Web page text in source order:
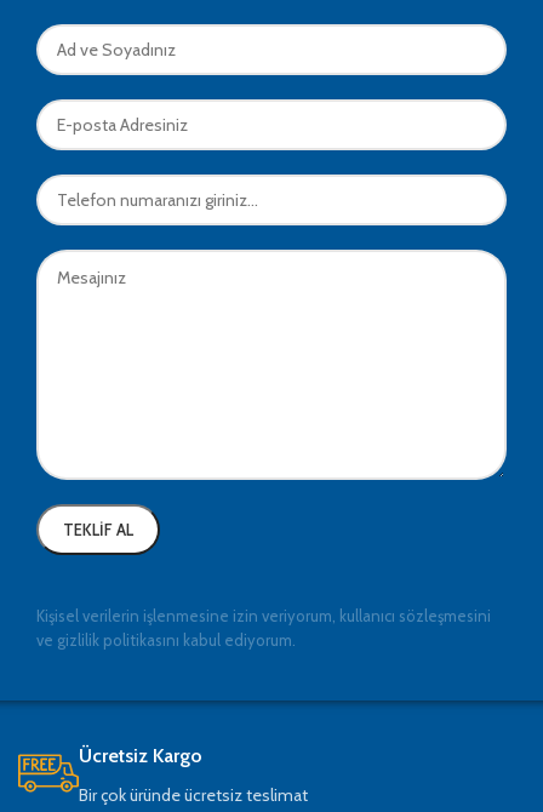
Kişisel verilerin işlenmesine izin veriyorum, kullanıcı sözleşmesini
ve gizlilik politikasını kabul ediyorum.
Ücretsiz Kargo
Bir çok üründe ücretsiz teslimat